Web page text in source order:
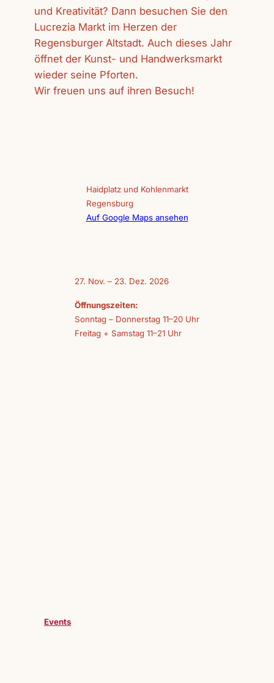
und Kreativität? Dann besuchen Sie den
Lucrezia Markt im Herzen der
Regensburger Altstadt. Auch dieses Jahr
öffnet der Kunst- und Handwerksmarkt
wieder seine Pforten.
Wir freuen uns auf ihren Besuch!
Haidplatz und Kohlenmarkt
Regensburg
Auf Google Maps ansehen
27. Nov. – 23. Dez. 2026
Öffnungszeiten:
Sonntag – Donnerstag 11–20 Uhr
Freitag + Samstag 11–21 Uhr
Events